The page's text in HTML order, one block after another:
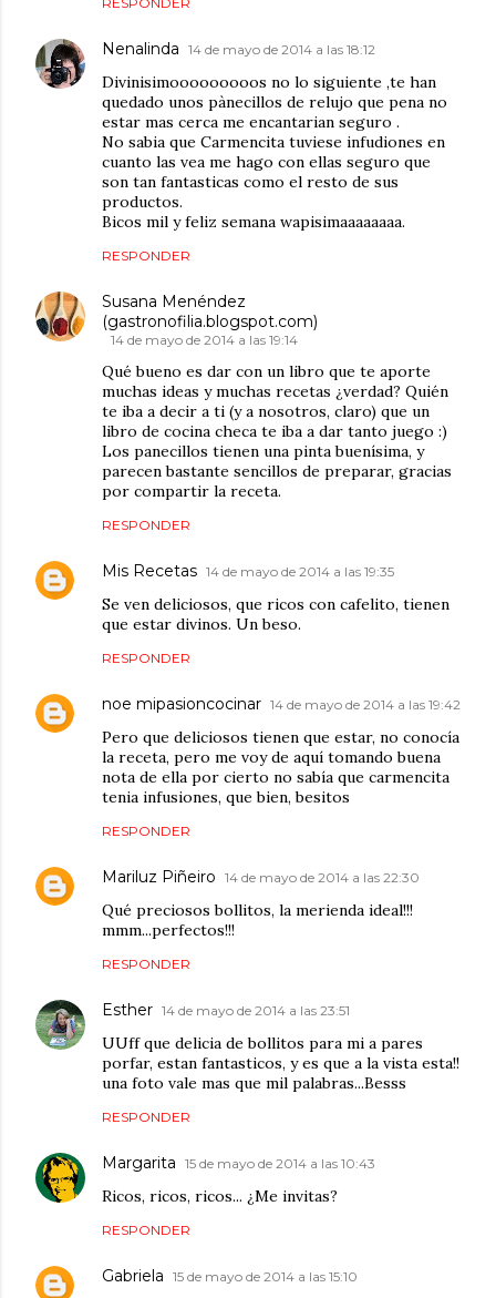
Nenalinda 14 de mayo de 2014 a las 18:12
Divinisimooooooooos no lo siguiente ,te han
quedado unos pànecillos de relujo que pena no
estar mas cerca me encantarian seguro .
No sabia que Carmencita tuviese infudiones en
cuanto las vea me hago con ellas seguro que
son tan fantasticas como el resto de sus
productos.
Bicos mil y feliz semana wapisimaaaaaaaa.
RESPONDER
Susana Menéndez
(gastronofilia.blogspot.com)
14 de mayo de 2014 a las 19:14
Qué bueno es dar con un libro que te aporte
muchas ideas y muchas recetas ¿verdad? Quién
te iba a decir a ti (y a nosotros, claro) que un
libro de cocina checa te iba a dar tanto juego :)
Los panecillos tienen una pinta buenísima, y
parecen bastante sencillos de preparar, gracias
por compartir la receta.
RESPONDER
Mis Recetas 14 de mayo de 2014 a las 19:35
Se ven deliciosos, que ricos con cafelito, tienen
que estar divinos. Un beso.
RESPONDER
noe mipasioncocinar 14 de mayo de 2014 a las 19:42
Pero que deliciosos tienen que estar, no conocía
la receta, pero me voy de aquí tomando buena
nota de ella por cierto no sabía que carmencita
tenia infusiones, que bien, besitos
RESPONDER
Mariluz Piñeiro 14 de mayo de 2014 a las 22:30
Qué preciosos bollitos, la merienda ideal!!!
mmm...perfectos!!!
RESPONDER
Esther 14 de mayo de 2014 a las 23:51
UUff que delicia de bollitos para mi a pares
porfar, estan fantasticos, y es que a la vista esta!!
una foto vale mas que mil palabras...Besss
RESPONDER
Margarita 15 de mayo de 2014 a las 10:43
Ricos, ricos, ricos... ¿Me invitas?
RESPONDER
Gabriela 15 de mayo de 2014 a las 15:10